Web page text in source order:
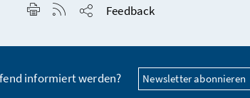
Seite drucken
RSS-Feed anzeigen
Feedback
informiert werden? Newsletter abonnieren